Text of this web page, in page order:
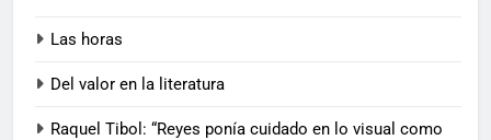
Las horas
Del valor en la literatura
Raquel Tibol: “Reyes ponía cuidado en lo visual como